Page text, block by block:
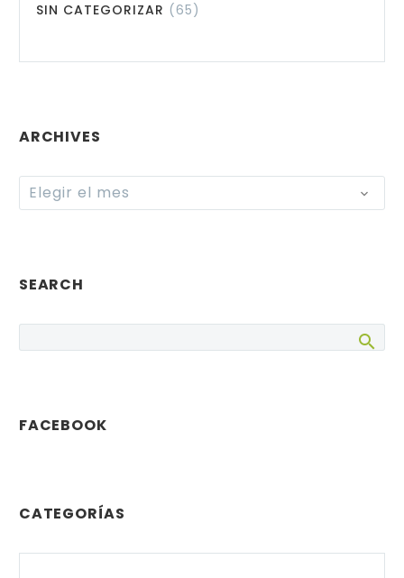
SIN CATEGORIZAR (65)
ARCHIVES
Archives
Elegir el mes
SEARCH
FACEBOOK
CATEGORÍAS